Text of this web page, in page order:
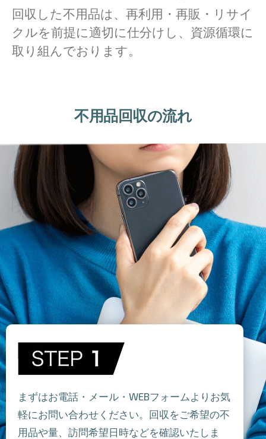
回収した不用品は、再利用・再販・リサイ
クルを前提に適切に仕分けし、資源循環に
取り組んでおります。
不用品回収の流れ
まずはお電話・メール・WEBフォームよりお気
軽にお問い合わせください。回収をご希望の不
用品や量、訪問希望日時などを確認いたしま